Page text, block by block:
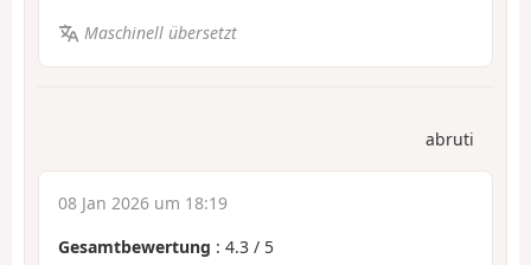
Maschinell übersetzt
abruti
08 Jan 2026 um 18:19
Gesamtbewertung : 4.3 / 5